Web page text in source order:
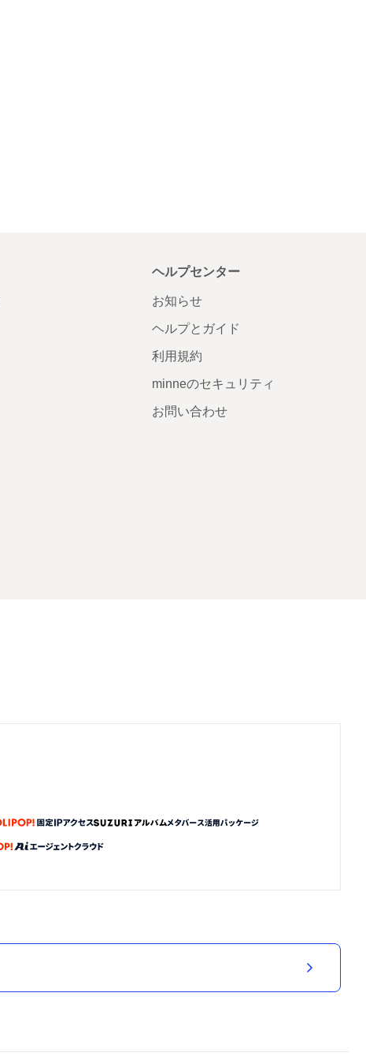
ヘルプセンター
お知らせ
ヘルプとガイド
利用規約
minneのセキュリティ
お問い合わせ